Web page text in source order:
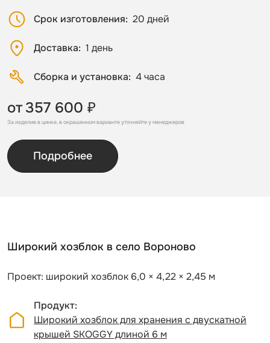
Срок изготовления 20 дней
Доставка 1 день
Сборка и установка 4 часа
от357 600 ₽
За изделие в цинке, в окрашенном варианте уточняйте у менеджеров
Подробнее
Широкий хозблок в село Вороново
Проект: широкий хозблок 6,0 × 4,22 × 2,45 м
Продукт
Широкий хозблок для хранения с двускатной
крышей SKOGGY длиной 6 м